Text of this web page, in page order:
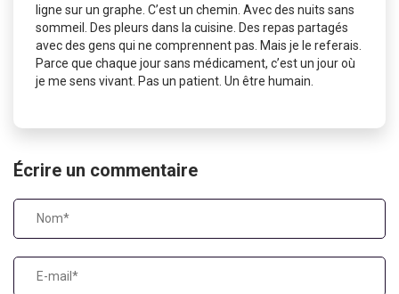
ligne sur un graphe. C’est un chemin. Avec des nuits sans
sommeil. Des pleurs dans la cuisine. Des repas partagés
avec des gens qui ne comprennent pas. Mais je le referais.
Parce que chaque jour sans médicament, c’est un jour où
je me sens vivant. Pas un patient. Un être humain.
Écrire un commentaire